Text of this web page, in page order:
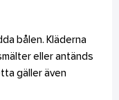
bålen. Kläderna
eller antänds
gäller även